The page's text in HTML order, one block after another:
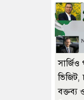
সার্জিও
ভিজিট,
বক্তব্য